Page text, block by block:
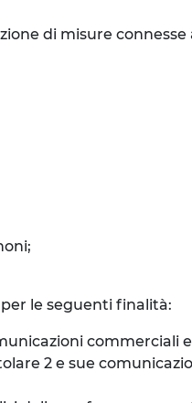
di misure
le seguenti finalità:
commerciali
2 e sue